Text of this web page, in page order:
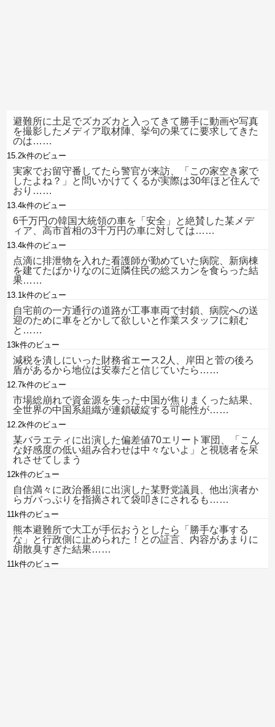
避難所に土足でズカズカと入ってきて勝手に動画や写真
を撮影したメディア取材陣、挙句の果てに要求してきた
のは……
15.2k件のビュー
実家でお留守番してたら警官が来訪、「この家空き家で
したよね？」と問いかけてくるが実際は30年ほど住んで
おり……
13.4k件のビュー
6千万円の韓国大統領の車を「安全」と絶賛した某メデ
ィア、高市首相の3千万円の車に対しては……
13.4k件のビュー
点滴に排泄物を入れた看護師が勤めていた病院、新病棟
を建てたばかりなのに近隣住民の総スカンを食らった結
果……
13.1k件のビュー
自宅前の一方通行の道路が工事車両で封鎖、病院への送
迎のために車をどかして欲しいと作業スタッフに頼む
と……
13k件のビュー
減税を潰しにいった財務省エース2人、岸田と菅の後ろ
盾があるから地位は安泰だと信じていたら……
12.7k件のビュー
市場総崩れで資金源を失った中国が焦りまくった結果、
全世界の中国系組織が連鎖破綻する可能性が……
12.2k件のビュー
某バラエティに出演した偏差値70エリート軍団、「こん
な好感度の低い組み合わせは中々ないよ」と視聴者を呆
れさせてしまう
12k件のビュー
自信満々に政治番組に出演した某野党議員、他出演者か
らガバっぷりを指摘されて袋叩きにされるも……
11k件のビュー
熊本避難所で大工が手伝おうとしたら「勝手な事する
な」と行政側に止められた！との証言、内容があまりに
胡散臭すぎた結果……
11k件のビュー